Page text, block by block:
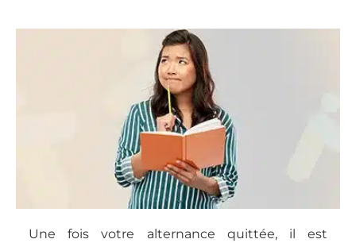
Une fois votre alternance quittée, il est